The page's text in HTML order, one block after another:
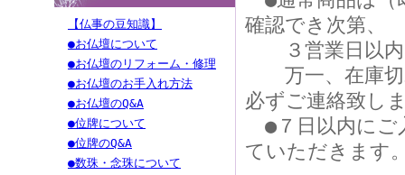
【仏事の豆知識】
●お仏壇について
●お仏壇のリフォーム・修理
●お仏壇のお手入れ方法
●お仏壇のQ&A
●位牌について
●位牌のQ&A
●数珠・念珠について
確認でき次第、
３営業日以内
万一、在庫切
必ずご連絡致し
●７日以内にご
ていただきます